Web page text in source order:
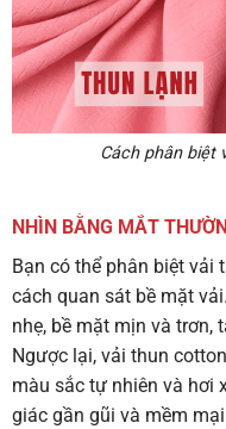
Cách phân biệt
NHÌN BẰNG MẮT
Bạn có thể phân biệt vải
cách quan sát bề mặt
nhẹ, bề mặt mịn và trơn,
Ngược lại, vải thun
màu sắc tự nhiên và hơi
giác gần gũi và mềm